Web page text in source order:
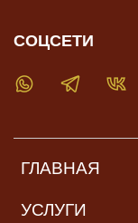
ГЛАВНАЯ
УСЛУГИ
СОЦСЕТИ